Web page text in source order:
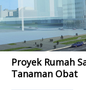
Proyek Rumah
Tanaman Obat